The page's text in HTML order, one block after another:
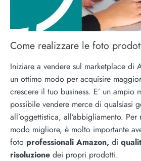
Come realizzare le foto
Iniziare a vendere sul marketplace di
un ottimo modo per acquisire
crescere il tuo business. E’ un ampio
possibile vendere merce di qualsiasi
all’oggettistica, all’abbigliamento.
modo migliore, è molto importante
foto professionali Amazon, di
risoluzione dei propri prodotti.